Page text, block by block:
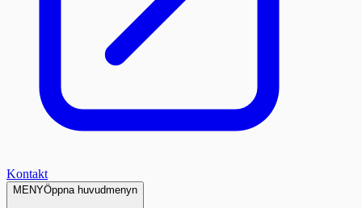
Kontakt
MENYÖppna huvudmenyn